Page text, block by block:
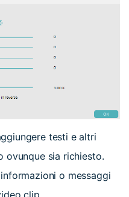
testi e altri
ovunque sia richiesto.
o messaggi